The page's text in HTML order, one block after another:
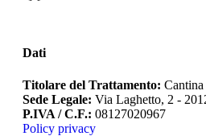
Dati
Titolare del Trattamento: Cantina
Sede Legale: Via Laghetto, 2 -
P.IVA / C.F.: 08127020967
Policy privacy